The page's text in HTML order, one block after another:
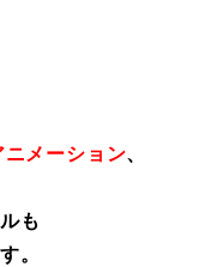
ニメーション、
も
。